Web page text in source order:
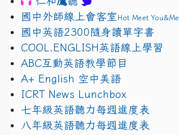
國中外師線上會客室Hot Meet You&Me
國中英語2300隨身讀單字書
COOL.ENGLISH英語線上學習
ABC互動英語教學節目
A+ English 空中美語
ICRT News Lunchbox
七年級英語聽力每週進度表
八年級英語聽力每週進度表